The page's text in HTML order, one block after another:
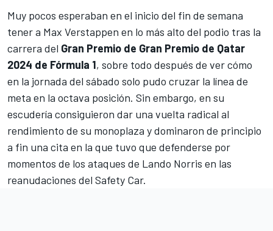
Muy pocos esperaban en el inicio del fin de semana
tener a Max Verstappen en lo más alto del podio tras la
carrera del Gran Premio de Gran Premio de Qatar
2024 de Fórmula 1, sobre todo después de ver cómo
en la jornada del sábado solo pudo cruzar la línea de
meta en la octava posición. Sin embargo, en su
escudería consiguieron dar una vuelta radical al
rendimiento de su monoplaza y dominaron de principio
a fin una cita en la que tuvo que defenderse por
momentos de los ataques de Lando Norris en las
reanudaciones del Safety Car.